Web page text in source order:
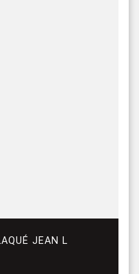
JEAN L